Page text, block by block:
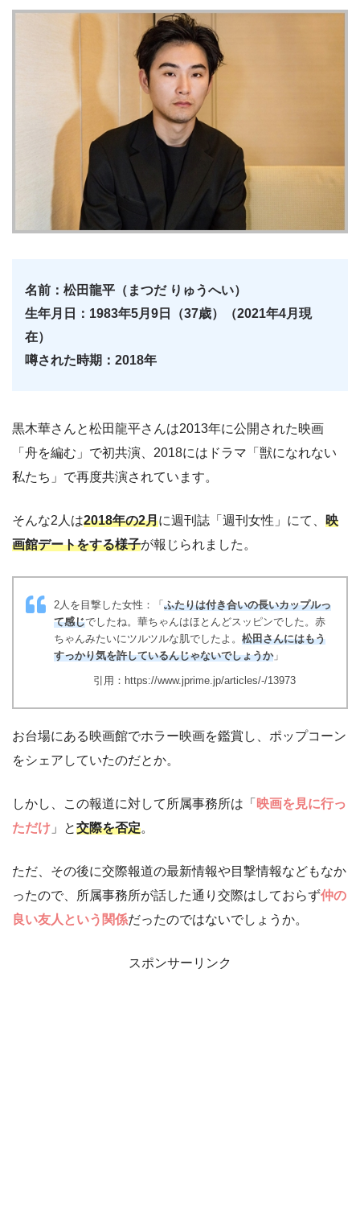
名前：松田龍平（まつだ りゅうへい）
生年月日：1983年5月9日（37歳）（2021年4月現
在）
噂された時期：2018年
黒木華さんと松田龍平さんは2013年に公開された映画
「舟を編む」で初共演、2018にはドラマ「獣になれない
私たち」で再度共演されています。
そんな2人は2018年の2月に週刊誌「週刊女性」にて、 映
画館デートをする様子が報じられました。
2人を目撃した女性：「 ふたりは付き合いの長いカップルっ
て感じでしたね。華ちゃんはほとんどスッピンでした。赤
ちゃんみたいにツルツルな肌でしたよ。 松田さんにはもう
すっかり気を許しているんじゃないでしょうか」
引用：https://www.jprime.jp/articles/-/13973
お台場にある映画館でホラー映画を鑑賞し、ポップコーン
をシェアしていたのだとか。
しかし、この報道に対して所属事務所は「 映画を見に行っ
ただけ 」と交際を否定。
ただ、その後に交際報道の最新情報や目撃情報などもなか
ったので、所属事務所が話した通り交際はしておらず仲の
良い友人という関係だったのではないでしょうか。
スポンサーリンク